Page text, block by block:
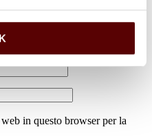
I campi obbligatori sono
in questo browser per la